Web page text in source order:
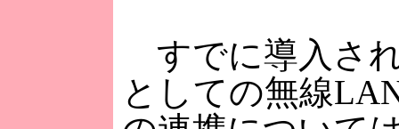
すでに導入さ
としての無線